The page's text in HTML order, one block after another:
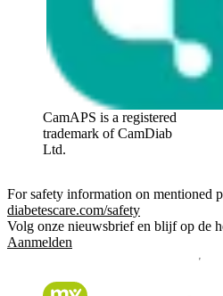
CamAPS is a registered
trademark of CamDiab
Ltd.
For safety information on mentioned
diabetescare.com/safety
Volg onze nieuwsbrief en blijf op de
Aanmelden